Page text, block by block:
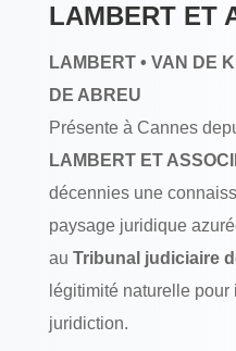
LAMBERT ET
LAMBERT • VAN DE
DE ABREU
Présente à Cannes
LAMBERT ET
décennies une
paysage juridique
au Tribunal judiciaire
légitimité naturelle
juridiction.